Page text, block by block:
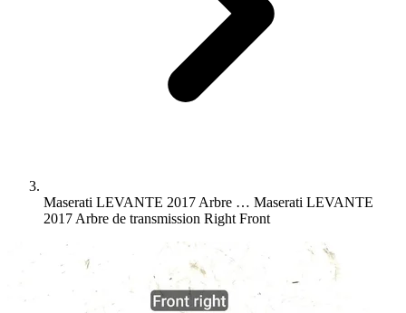
Maserati LEVANTE 2017 Arbre … Maserati LEVANTE
2017 Arbre de transmission Right Front